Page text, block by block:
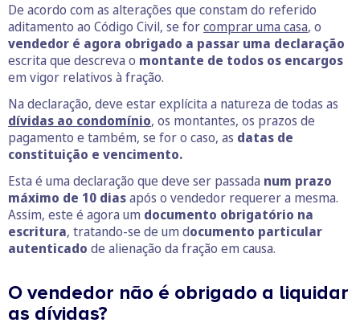
De acordo com as alterações que constam do referido
aditamento ao Código Civil, se forcomprar uma casa, o
vendedor é agora obrigado a passar uma declaração
escrita que descreva o montante de todos os encargos
em vigor relativos à fração.
Na declaração, deve estar explícita a natureza de todas as
dívidas ao condomínio, os montantes, os prazos de
pagamento e também, se for o caso, as datas de
constituição e vencimento.
Esta é uma declaração que deve ser passada num prazo
máximo de 10 diasapós o vendedor requerer a mesma.
Assim, este é agora um documento obrigatório na
escritura, tratando-se de um documento particular
autenticado de alienação da fração em causa.
O vendedor não é obrigado a liquidar
as dívidas?